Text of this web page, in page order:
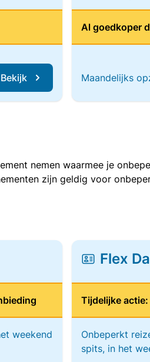
Bekijk
Al goedkoper
Maandelijks
nemen waarmee je
zijn geldig voor
weekend
Flex
Tijdelijke
Onbeperkt
spits, in het